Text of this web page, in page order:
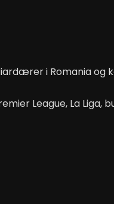
i Romania og
League, La Liga,